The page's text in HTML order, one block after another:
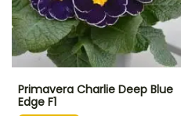
Primavera Charlie Deep Blue
Edge F1